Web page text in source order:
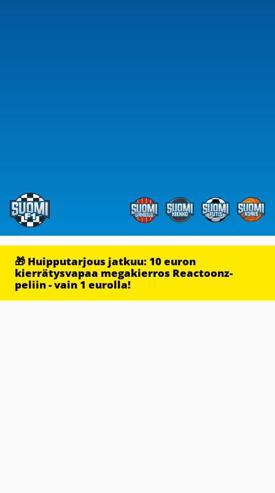
🎁 Huipputarjous jatkuu: 10 euron
kierrätysvapaa megakierros Reactoonz-
peliin - vain 1 eurolla!